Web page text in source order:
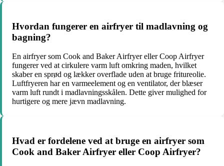
Hvordan fungerer en airfryer til madlavning og
bagning?
En airfryer som Cook and Baker Airfryer eller Coop Airfryer
fungerer ved at cirkulere varm luft omkring maden, hvilket
skaber en sprød og lækker overflade uden at bruge fritureolie.
Luftfryeren har en varmeelement og en ventilator, der blæser
varm luft rundt i madlavningsskålen. Dette giver mulighed for
hurtigere og mere jævn madlavning.
Hvad er fordelene ved at bruge en airfryer som
Cook and Baker Airfryer eller Coop Airfryer?